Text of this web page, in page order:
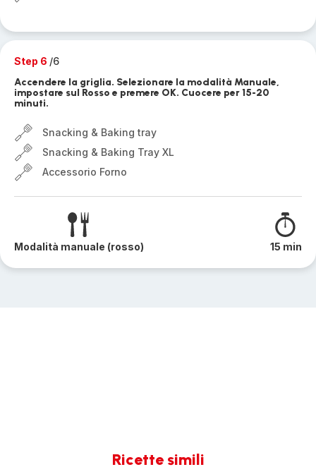
Step 6 /6
Accendere la griglia. Selezionare la modalità Manuale,
impostare sul Rosso e premere OK. Cuocere per 15-20
minuti.
Snacking & Baking tray
Snacking & Baking Tray XL
Accessorio Forno
Modalità manuale (rosso) 15 min
Ricette simili